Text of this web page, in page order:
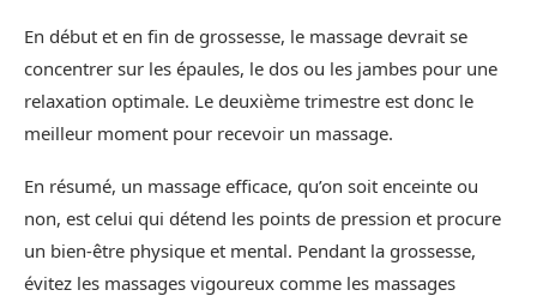
En début et en fin de grossesse, le massage devrait se
concentrer sur les épaules, le dos ou les jambes pour une
relaxation optimale. Le deuxième trimestre est donc le
meilleur moment pour recevoir un massage.
En résumé, un massage efficace, qu’on soit enceinte ou
non, est celui qui détend les points de pression et procure
un bien-être physique et mental. Pendant la grossesse,
évitez les massages vigoureux comme les massages